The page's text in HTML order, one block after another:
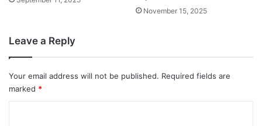
November 15, 2025
Leave a Reply
Your email address will not be published. Required fields are
marked *